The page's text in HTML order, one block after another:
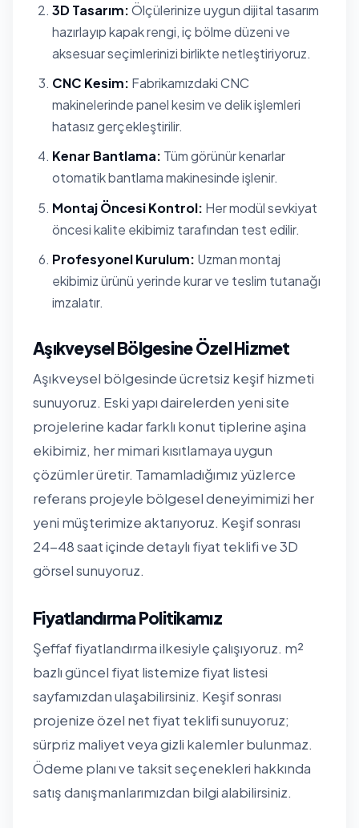
3D Tasarım:Ölçülerinize uygun dijital tasarım
hazırlayıp kapak rengi, iç bölme düzeni ve
aksesuar seçimlerinizi birlikte netleştiriyoruz.
CNC Kesim: Fabrikamızdaki CNC
makinelerinde panel kesim ve delik işlemleri
hatasız gerçekleştirilir.
Kenar Bantlama: Tüm görünür kenarlar
otomatik bantlama makinesinde işlenir.
Montaj Öncesi Kontrol: Her modül sevkiyat
öncesi kalite ekibimiz tarafından test edilir.
Profesyonel Kurulum: Uzman montaj
ekibimiz ürünü yerinde kurar ve teslim tutanağı
imzalatır.
Aşıkveysel Bölgesine Özel Hizmet
Aşıkveysel bölgesinde ücretsiz keşif hizmeti
sunuyoruz. Eski yapı dairelerden yeni site
projelerine kadar farklı konut tiplerine aşina
ekibimiz, her mimari kısıtlamaya uygun
çözümler üretir. Tamamladığımız yüzlerce
referans projeyle bölgesel deneyimimizi her
yeni müşterimize aktarıyoruz. Keşif sonrası
24-48 saat içinde detaylı fiyat teklifi ve 3D
görsel sunuyoruz.
Fiyatlandırma Politikamız
Şeffaf fiyatlandırma ilkesiyle çalışıyoruz. m²
bazlı güncel fiyat listemize fiyat listesi
sayfamızdanulaşabilirsiniz. Keşif sonrası
projenize özel net fiyat teklifi sunuyoruz;
sürpriz maliyet veya gizli kalemler bulunmaz.
Ödeme planı ve taksit seçenekleri hakkında
satış danışmanlarımızdan bilgi alabilirsiniz.